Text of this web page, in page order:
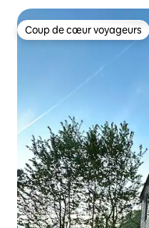
Coup de cœur voyageurs
Coup de cœur voyageurs